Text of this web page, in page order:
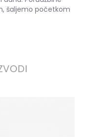
šaljemo početkom